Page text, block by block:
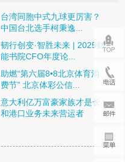
台湾同胞中式九球更厉害？
中国台北选手柯秉逸...
韧行创变·智胜未来 | 2025财
能书院CFO年度论...
助燃“第六届8•8北京体育消
费节” 北京体彩公信...
意大利亿万富豪家族才是长
和港口业务未来营运者